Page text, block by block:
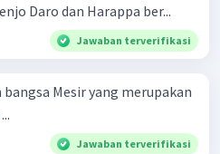
Daro dan Harappa ber...
Jawaban terverifikasi
Mesir yang merupakan
Jawaban terverifikasi